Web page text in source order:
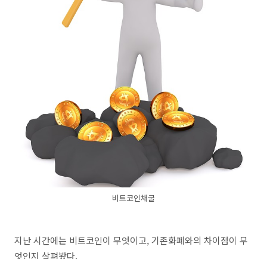
비트코인채굴
지난 시간에는 비트코인이 무엇이고, 기존화폐와의 차이점이 무
엇인지 살펴봤다.